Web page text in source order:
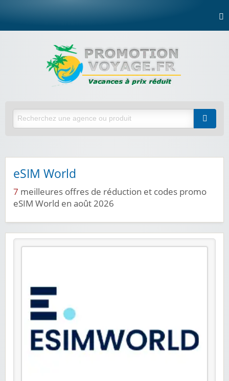
eSIM World
7 meilleures offres de réduction et codes promo
eSIM World en août 2026